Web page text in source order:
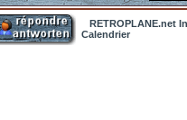
RETROPLANE.net
Calendrier